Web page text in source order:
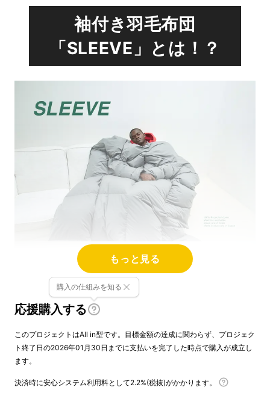
袖付き羽毛布団
「SLEEVE」とは！？
もっと見る
応援購入する
購入の仕組みを知る
このプロジェクトはAll in型です。目標金額の達成に関わらず、プロジェク
ト終了日の2026年01月30日までに支払いを完了した時点で購入が成立し
ます。
決済時に安心システム利用料として2.2%(税抜)がかかります。